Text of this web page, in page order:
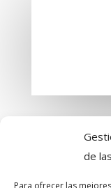
de
Para ofrecer las